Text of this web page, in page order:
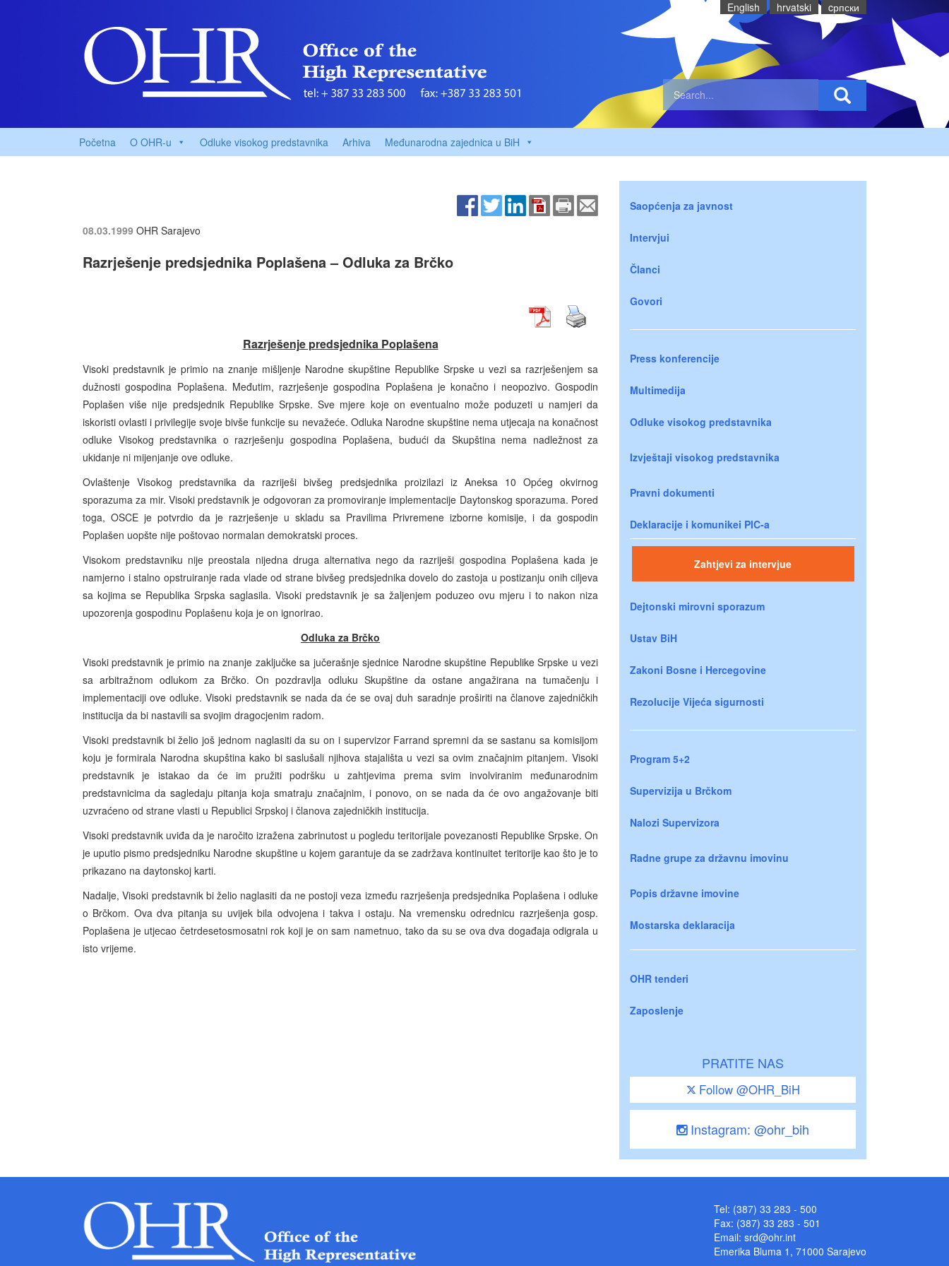
English hrvatski cрпски
Početna O OHR-u Odluke visokog predstavnika Arhiva Međunarodna zajednica u BiH
08.03.1999 OHR Sarajevo
Razrješenje predsjednika Poplašena – Odluka za Brčko
Razrješenje predsjednika Poplašena
Visoki predstavnik je primio na znanje mišljenje Narodne skupštine Republike Srpske u vezi sa razrješenjem sa
dužnosti gospodina Poplašena. Međutim, razrješenje gospodina Poplašena je konačno i neopozivo. Gospodin
Poplašen više nije predsjednik Republike Srpske. Sve mjere koje on eventualno može poduzeti u namjeri da
iskoristi ovlasti i privilegije svoje bivše funkcije su nevažeće. Odluka Narodne skupštine nema utjecaja na konačnost
odluke Visokog predstavnika o razrješenju gospodina Poplašena, budući da Skupština nema nadležnost za
ukidanje ni mijenjanje ove odluke.
Ovlaštenje Visokog predstavnika da razriješi bivšeg predsjednika proizilazi iz Aneksa 10 Općeg okvirnog
sporazuma za mir. Visoki predstavnik je odgovoran za promoviranje implementacije Daytonskog sporazuma. Pored
toga, OSCE je potvrdio da je razrješenje u skladu sa Pravilima Privremene izborne komisije, i da gospodin
Poplašen uopšte nije poštovao normalan demokratski proces.
Visokom predstavniku nije preostala nijedna druga alternativa nego da razriješi gospodina Poplašena kada je
namjerno i stalno opstruiranje rada vlade od strane bivšeg predsjednika dovelo do zastoja u postizanju onih ciljeva
sa kojima se Republika Srpska saglasila. Visoki predstavnik je sa žaljenjem poduzeo ovu mjeru i to nakon niza
upozorenja gospodinu Poplašenu koja je on ignorirao.
Odluka za Brčko
Visoki predstavnik je primio na znanje zaključke sa jučerašnje sjednice Narodne skupštine Republike Srpske u vezi
sa arbitražnom odlukom za Brčko. On pozdravlja odluku Skupštine da ostane angažirana na tumačenju i
implementaciji ove odluke. Visoki predstavnik se nada da će se ovaj duh saradnje proširiti na članove zajedničkih
institucija da bi nastavili sa svojim dragocjenim radom.
Visoki predstavnik bi želio još jednom naglasiti da su on i supervizor Farrand spremni da se sastanu sa komisijom
koju je formirala Narodna skupština kako bi saslušali njihova stajališta u vezi sa ovim značajnim pitanjem. Visoki
predstavnik je istakao da će im pružiti podršku u zahtjevima prema svim involviranim međunarodnim
predstavnicima da sagledaju pitanja koja smatraju značajnim, i ponovo, on se nada da će ovo angažovanje biti
uzvraćeno od strane vlasti u Republici Srpskoj i članova zajedničkih institucija.
Visoki predstavnik uviđa da je naročito izražena zabrinutost u pogledu teritorijale povezanosti Republike Srpske. On
je uputio pismo predsjedniku Narodne skupštine u kojem garantuje da se zadržava kontinuitet teritorije kao što je to
prikazano na daytonskoj karti.
Nadalje, Visoki predstavnik bi želio naglasiti da ne postoji veza između razrješenja predsjednika Poplašena i odluke
o Brčkom. Ova dva pitanja su uvijek bila odvojena i takva i ostaju. Na vremensku odrednicu razrješenja gosp.
Poplašena je utjecao četrdesetosmosatni rok koji je on sam nametnuo, tako da su se ova dva događaja odigrala u
isto vrijeme.
Saopćenja za javnost
Intervjui
Članci
Govori
Press konferencije
Multimedija
Odluke visokog predstavnika
Izvještaji visokog predstavnika
Pravni dokumenti
Deklaracije i komunikei PIC-a
Zahtjevi za intervjue
Dejtonski mirovni sporazum
Ustav BiH
Zakoni Bosne i Hercegovine
Rezolucije Vijeća sigurnosti
Program 5+2
Supervizija u Brčkom
Nalozi Supervizora
Radne grupe za državnu imovinu
Popis državne imovine
Mostarska deklaracija
OHR tenderi
Zaposlenje
PRATITE NAS
Follow @OHR_BiH
Instagram: @ohr_bih
Tel: (387) 33 283 - 500
Fax: (387) 33 283 - 501
Email: srd@ohr.int
Emerika Bluma 1, 71000 Sarajevo